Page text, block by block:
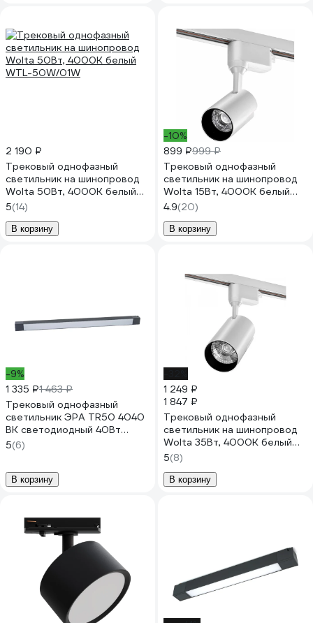
2 190 ₽
Трековый однофазный
светильник на шинопровод
Wolta 50Вт, 4000К белый
WTL-50W/01W
5(14)
В корзину
-10%
899 ₽999 ₽
Трековый однофазный
светильник на шинопровод
Wolta 15Вт, 4000К белый
WTL-15W/01W
4.9(20)
В корзину
-9%
1 335 ₽1 463 ₽
Трековый однофазный
светильник ЭРА TR50 4040
BK светодиодный 40Вт
4000K черный Б0054170
5(6)
В корзину
1 249 ₽
1 847 ₽
Трековый однофазный
светильник на шинопровод
Wolta 35Вт, 4000К белый
WTL-35W/01W
5(8)
В корзину